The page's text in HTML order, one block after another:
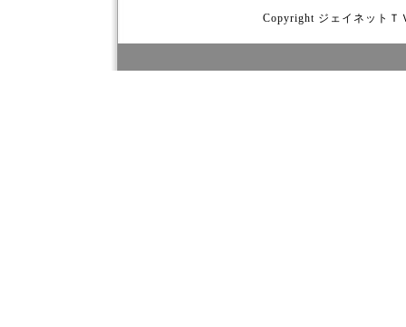
Copyright ジェイネットＴ